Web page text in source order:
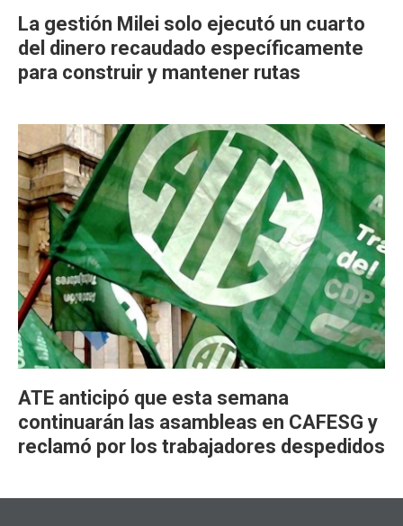
La gestión Milei solo ejecutó un cuarto
del dinero recaudado específicamente
para construir y mantener rutas
ATE anticipó que esta semana
continuarán las asambleas en CAFESG y
reclamó por los trabajadores despedidos